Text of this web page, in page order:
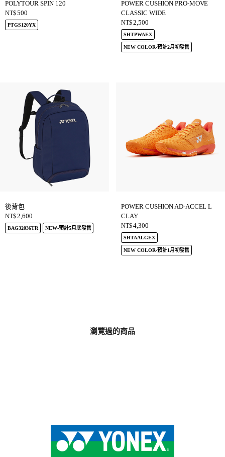
POLYTOUR SPIN 120
NT$500
PTGS120YX
POWER CUSHION PRO-MOVE
CLASSIC WIDE
NT$2,500
SHTPWAEX
NEW COLOR-預計2月初發售
後背包
NT$2,600
BAG32036TR NEW-預計5月底發售
POWER CUSHION AD-ACCEL L
CLAY
NT$4,300
SHTAALGEX
NEW COLOR-預計1月初發售
瀏覽過的商品